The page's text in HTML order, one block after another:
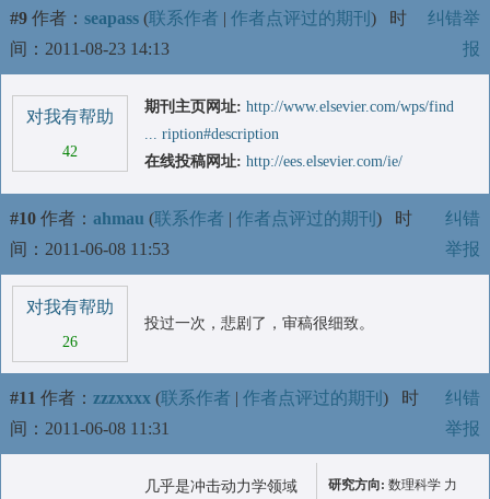
#9 作者： seapass (联系作者 | 作者点评过的期刊 ) 时
间：2011-08-23 14:13
纠错举
报
对我有帮助
42
期刊主页网址: http://www.elsevier.com/wps/find
... ription#description
在线投稿网址: http://ees.elsevier.com/ie/
#10 作者： ahmau (联系作者 | 作者点评过的期刊 ) 时
间：2011-06-08 11:53
纠错
举报
对我有帮助
26
投过一次，悲剧了，审稿很细致。
#11 作者： zzzxxxx (联系作者 | 作者点评过的期刊 ) 时
间：2011-06-08 11:31
纠错
举报
几乎是冲击动力学领域
研究方向: 数理科学 力